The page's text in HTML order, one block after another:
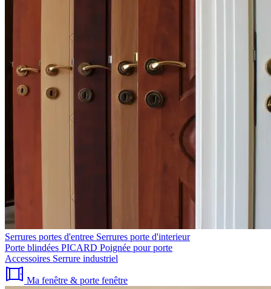
Serrures portes d'entree Serrures porte d'interieur
Porte blindées PICARD Poignée pour porte
Accessoires Serrure industriel
Ma fenêtre & porte fenêtre